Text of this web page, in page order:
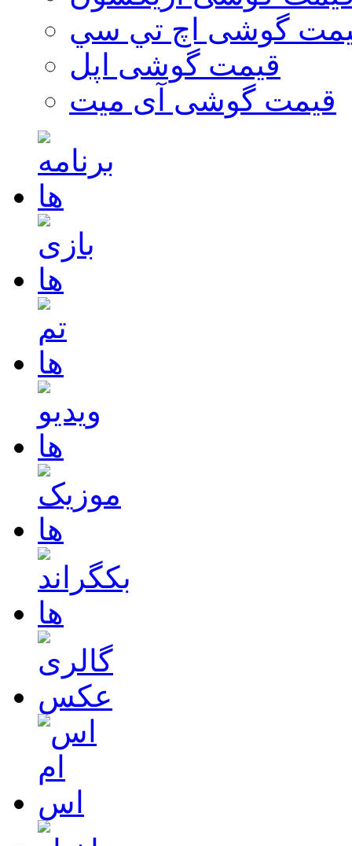
گوشی اچ تي سي
قیمت گوشی اپل
قیمت گوشی آی میت